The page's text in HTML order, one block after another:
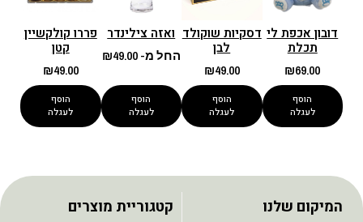
דובון אכפת לי
תכלת
₪69.00
הוסף
לעגלה
דסקיות שוקולד
לבן
₪49.00
הוסף
לעגלה
ואזה צילינדר
החל מ- ₪49.00
הוסף
לעגלה
פררו קולקשיין
קטן
₪49.00
הוסף
לעגלה
המיקום שלנו קטגוריית מוצרים